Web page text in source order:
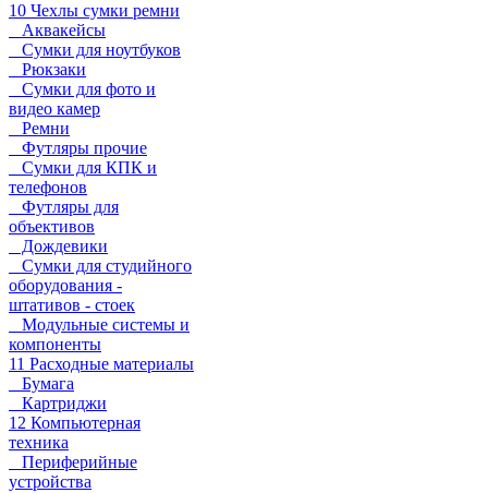
10 Чехлы сумки ремни
Аквакейсы
Сумки для ноутбуков
Рюкзаки
Сумки для фото и
видео камер
Ремни
Футляры прочие
Сумки для КПК и
телефонов
Футляры для
объективов
Дождевики
Сумки для студийного
оборудования -
штативов - стоек
Модульные системы и
компоненты
11 Расходные материалы
Бумага
Картриджи
12 Компьютерная
техника
Периферийные
устройства